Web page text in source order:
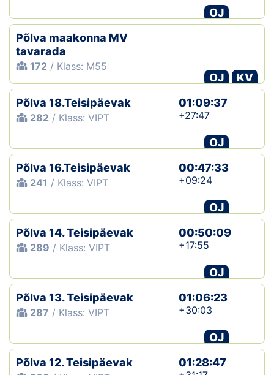
OJ
Põlva maakonna MV
tavarada
172 / Klass: M55
OJ
KV
Põlva 18.Teisipäevak
282 / Klass: VIPT
01:09:37
+27:47
OJ
Põlva 16.Teisipäevak
241 / Klass: VIPT
00:47:33
+09:24
OJ
Põlva 14. Teisipäevak
289 / Klass: VIPT
00:50:09
+17:55
OJ
Põlva 13. Teisipäevak
287 / Klass: VIPT
01:06:23
+30:03
OJ
Põlva 12. Teisipäevak
01:28:47